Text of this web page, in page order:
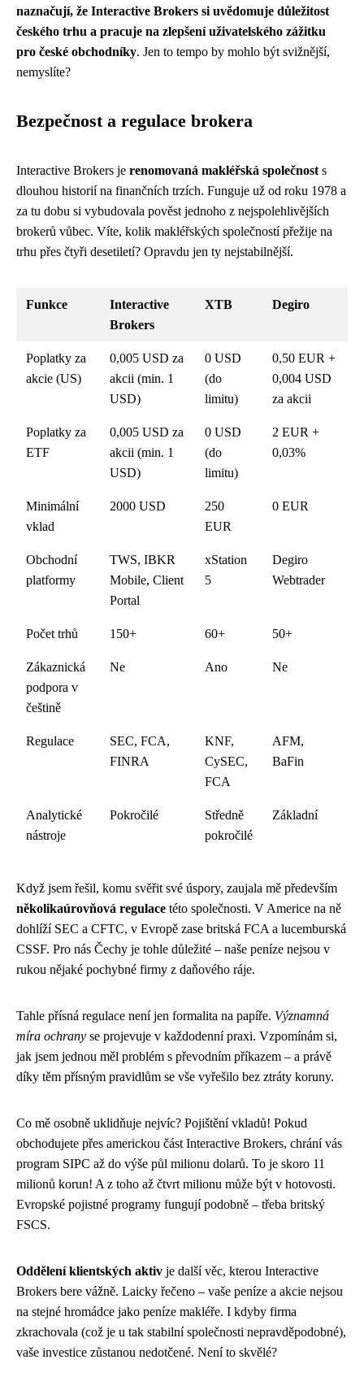
naznačují, že Interactive Brokers si uvědomuje důležitost
českého trhu a pracuje na zlepšení uživatelského zážitku
pro české obchodníky. Jen to tempo by mohlo být svižnější,
nemyslíte?
Bezpečnost a regulace brokera
Interactive Brokers je renomovaná makléřská společnosts
dlouhou historií na finančních trzích. Funguje už od roku 1978 a
za tu dobu si vybudovala pověst jednoho z nejspolehlivějších
brokerů vůbec. Víte, kolik makléřských společností přežije na
trhu přes čtyři desetiletí? Opravdu jen ty nejstabilnější.
Funkce
Interactive
Brokers
XTB Degiro
Poplatky za
akcie (US)
0,005 USD za
akcii (min. 1
USD)
0 USD
(do
limitu)
0,50 EUR +
0,004 USD
za akcii
Poplatky za
ETF
0,005 USD za
akcii (min. 1
USD)
0 USD
(do
limitu)
2 EUR +
0,03%
Minimální
vklad
2000 USD
250
EUR
0 EUR
Obchodní
platformy
TWS, IBKR
Mobile, Client
Portal
xStation
5
Degiro
Webtrader
Počet trhů 150+ 60+ 50+
Zákaznická
podpora v
češtině
Ne Ano Ne
Regulace
SEC, FCA,
FINRA
KNF,
CySEC,
FCA
AFM,
BaFin
Analytické
nástroje
Pokročilé
Středně
pokročilé
Základní
Když jsem řešil, komu svěřit své úspory, zaujala mě především
několikaúrovňová regulace této společnosti. V Americe na ně
dohlíží SEC a CFTC, v Evropě zase britská FCA a lucemburská
CSSF. Pro nás Čechy je tohle důležité – naše peníze nejsou v
rukou nějaké pochybné firmy z daňového ráje.
Tahle přísná regulace není jen formalita na papíře. Významná
míra ochrany se projevuje v každodenní praxi. Vzpomínám si,
jak jsem jednou měl problém s převodním příkazem – a právě
díky těm přísným pravidlům se vše vyřešilo bez ztráty koruny.
Co mě osobně uklidňuje nejvíc? Pojištění vkladů! Pokud
obchodujete přes americkou část Interactive Brokers, chrání vás
program SIPC až do výše půl milionu dolarů. To je skoro 11
milionů korun! A z toho až čtvrt milionu může být v hotovosti.
Evropské pojistné programy fungují podobně – třeba britský
FSCS.
Oddělení klientských aktiv je další věc, kterou Interactive
Brokers bere vážně. Laicky řečeno – vaše peníze a akcie nejsou
na stejné hromádce jako peníze makléře. I kdyby firma
zkrachovala (což je u tak stabilní společnosti nepravděpodobné),
vaše investice zůstanou nedotčené. Není to skvělé?